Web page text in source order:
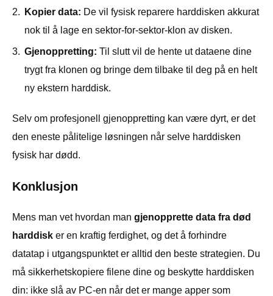
2. Kopier data: De vil fysisk reparere harddisken akkurat
nok til å lage en sektor-for-sektor-klon av disken.
3. Gjenoppretting: Til slutt vil de hente ut dataene dine
trygt fra klonen og bringe dem tilbake til deg på en helt
ny ekstern harddisk.
Selv om profesjonell gjenoppretting kan være dyrt, er det
den eneste pålitelige løsningen når selve harddisken
fysisk har dødd.
Konklusjon
Mens man vet hvordan man gjenopprette data fra død
harddisk er en kraftig ferdighet, og det å forhindre
datatap i utgangspunktet er alltid den beste strategien. Du
må sikkerhetskopiere filene dine og beskytte harddisken
din: ikke slå av PC-en når det er mange apper som